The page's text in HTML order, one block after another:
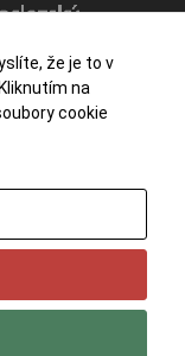
. Všechna práva
že je to v
na
cookie
se našeho